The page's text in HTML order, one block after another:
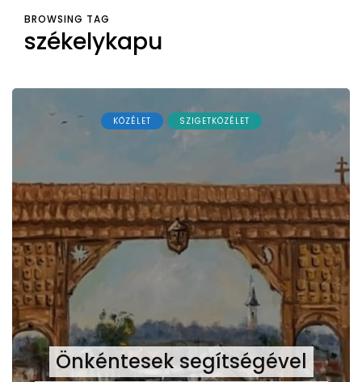
BROWSING TAG
székelykapu
KÖZÉLET SZIGETKÖZÉLET
Önkéntesek segítségével